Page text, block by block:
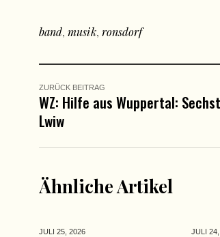
band, musik, ronsdorf
ZURÜCK BEITRAG
WZ: Hilfe aus Wuppertal:
Lwiw
Ähnliche Artikel
JULI 25, 2026 JULI 24,